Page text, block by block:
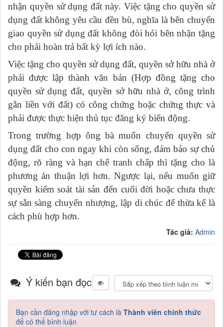
nhận quyền sử dụng đất này. Việc tặng cho quyền sử
dụng đất không yêu cầu đền bù, nghĩa là bên chuyển
giao quyền sử dụng đất không đòi hỏi bên nhận tặng
cho phải hoàn trả bất kỳ lợi ích nào.
Việc tặng cho quyền sử dụng đất, quyền sở hữu nhà ở
phải được lập thành văn bản (Hợp đồng tặng cho
quyền sử dụng đất, quyền sở hữu nhà ở, công trình
gắn liền với đất) có công chứng hoặc chứng thực và
phải được thực hiện thủ tục đăng ký biến động.
Trong trường hợp ông bà muốn chuyển quyền sử
dụng đất cho con ngay khi còn sống, đảm bảo sự chủ
động, rõ ràng và hạn chế tranh chấp thì tặng cho là
phương án thuận lợi hơn. Ngược lại, nếu muốn giữ
quyền kiểm soát tài sản đến cuối đời hoặc chưa thực
sự sẵn sàng chuyển nhượng, lập di chúc để thừa kế là
cách phù hợp hơn.
Tác giả: Admin
Ý kiến bạn đọc
Bạn cần đăng nhập với tư cách là Thành viên chính thức
để có thể bình luận